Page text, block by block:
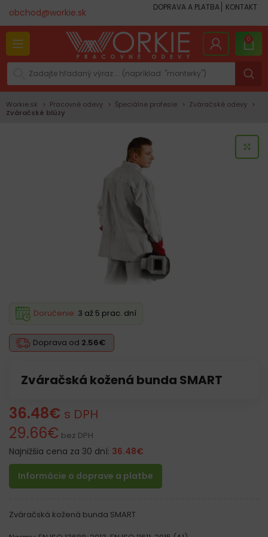
obchod@workie.sk DOPRAVA A PLATBA KONTAKT
0
Workie.sk Pracovné odevy Špeciálne profesie
Zváračské odevy
Zváračské blúzy
Zváračská kožená bunda SMART
Doprava od 2.56€
Doručenie: 3 až 5 prac. dní
36.48€ s DPH
29.66€ bez DPH
Najnižšia cena za 30 dní: 36.48€
Informácie o doprave a platbe
Zváračská kožená bunda SMART